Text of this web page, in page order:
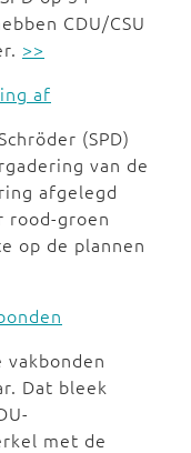
CDU/CSU
>>
af
(SPD)
van de
afgelegd
rood-groen
op de plannen
vakbonden
Dat bleek
met de